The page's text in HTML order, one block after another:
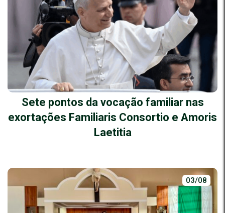
Sete pontos da vocação familiar nas
exortações Familiaris Consortio e Amoris
Laetitia
03/08